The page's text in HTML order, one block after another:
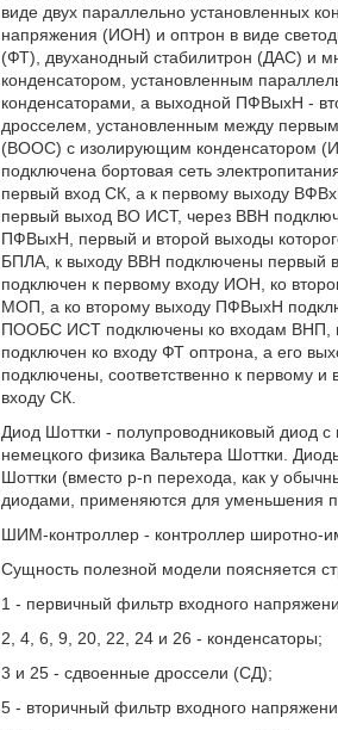
виде двух параллельно установленных
напряжения (ИОН) и оптрон в виде
(ФТ), двуханодный стабилитрон (ДАС) и
конденсатором, установленным
конденсаторами, а выходной ПФВыхН -
дросселем, установленным между
(ВООС) с изолирующим конденсатором
подключена бортовая сеть
первый вход СК, а к первому выходу
первый выход ВО ИСТ, через ВВН
ПФВыхН, первый и второй выходы
БПЛА, к выходу ВВН подключены первый
подключен к первому входу ИОН, ко
МОП, а ко второму выходу ПФВыхН
ПООБС ИСТ подключены ко входам ВНП,
подключен ко входу ФТ оптрона, а его
подключены, соответственно к первому
входу СК.
Диод Шоттки - полупроводниковый диод
немецкого физика Вальтера Шоттки.
Шоттки (вместо p-n перехода, как у
диодами, применяются для уменьшения
ШИМ-контроллер - контроллер широтно-
Сущность полезной модели поясняется
1 - первичный фильтр входного
2, 4, 6, 9, 20, 22, 24 и 26 - конденсаторы;
3 и 25 - сдвоенные дроссели (СД);
5 - вторичный фильтр входного